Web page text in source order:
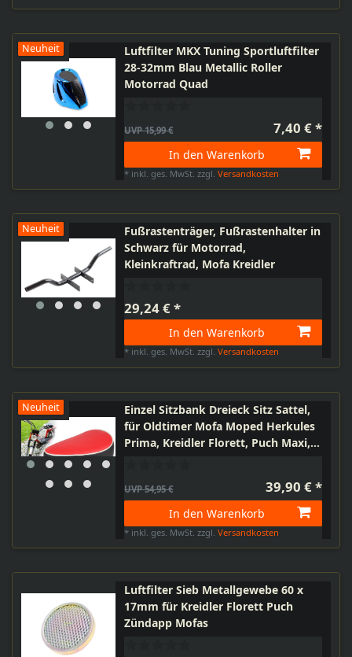
Neuheit
Luftfilter MKX Tuning Sportluftfilter
28-32mm Blau Metallic Roller
Motorrad Quad
UVP 15,99 € 7,40 € *
In den Warenkorb
* inkl. ges. MwSt. zzgl.Versandkosten
Neuheit
Fußrastenträger, Fußrastenhalter in
Schwarz für Motorrad,
Kleinkraftrad, Mofa Kreidler
29,24 € *
In den Warenkorb
* inkl. ges. MwSt. zzgl.Versandkosten
Neuheit
Einzel Sitzbank Dreieck Sitz Sattel,
für Oldtimer Mofa Moped Herkules
Prima, Kreidler Florett, Puch Maxi,
UVP 54,95 € 39,90 € *
In den Warenkorb
* inkl. ges. MwSt. zzgl.Versandkosten
Luftfilter Sieb Metallgewebe 60 x
17mm für Kreidler Florett Puch
Zündapp Mofas